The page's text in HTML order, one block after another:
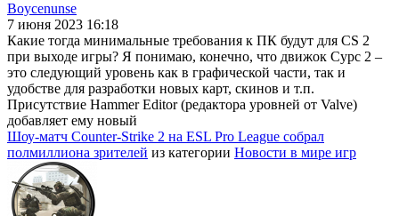
Boycenunse
7 июня 2023 16:18
Какие тогда минимальные требования к ПК будут для CS 2
при выходе игры? Я понимаю, конечно, что движок Сурс 2 –
это следующий уровень как в графической части, так и
удобстве для разработки новых карт, скинов и т.п.
Присутствие Hammer Editor (редактора уровней от Valve)
добавляет ему новый
Шоу-матч Counter-Strike 2 на ESL Pro League собрал
полмиллиона зрителей из категории Новости в мире игр